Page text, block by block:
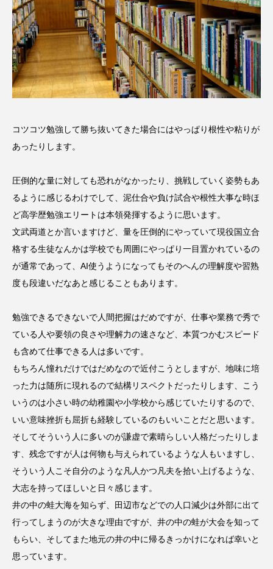
コツコツ勉強して勝ち抜いてきた場合にはやっぱり根性や粘りが
あったりします。
圧倒的な量に対しても恐れがなかったり、挑戦していく姿勢もあ
るように感じるわけでして、泥仕合や負け試合や根性大事な時ほ
ど高学歴勉強エリートは本領発揮するように思います。
文武両道とか言いますけど、量を圧倒的にやっていて現役国立合
格する生徒なんかは学校でも周囲にやっぱり一目置かれているの
が通常であって、AI使うようになってもそのへんの理解度や習熟
度も段違いだなあと感じることもあります。
勉強できるできないで人間把握はだめですが、仕事や業務で秀で
ている人や要領の良さや理解力の速さなど、本質つかむスピード
も含めて仕事できる人は多いです。
もちろん憧れだけではだめなので近付こうとしますが、地味に培
った力は随所に現れるので結構リスペクトだったりします、こう
いうのは小さい時の幼稚園や小学校から感じていたりするので、
いい意味挫折も屈折も経験しているのもいいことだと思います。
そしてそういう人に多いのが謙虚で素晴らしい人格だったりしま
す、残念ですが人は何物も与えられているような人もいますし、
そういう人こそ自分のような凡人かつ凡夫を拾い上げるような、
大志を持ってほしいと日々感じます。
井の中の蛙大海を知らず、田辺市などでの人口減少は外部に出て
行ってしまうのが大きな理由ですが、井の中の蛙が大会を知って
もらい、そしてまた地元の井の中に帰るきっかけになれば幸いと
思っています。